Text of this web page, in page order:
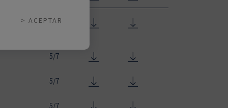
5/7
5/7
5/7
5/7
ACEPTAR